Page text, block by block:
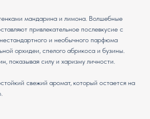
мандарина и лимона. Волшебные
привлекательное послевкусие с
и необычного парфюма
орхидеи, спелого абрикоса и бузины.
показывая силу и харизму личности.
свежий аромат, который остается на